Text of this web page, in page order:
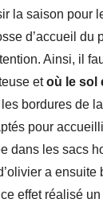
la saison pour
d’accueil du
Ainsi, il
etoù le sol
bordures de
pour
dans les sacs
a ensuite
effet réalisé